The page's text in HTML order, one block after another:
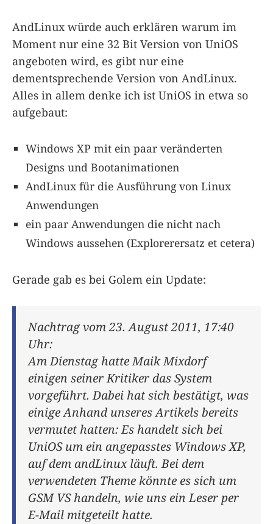
AndLinux würde auch erklären warum im
Moment nur eine 32 Bit Version von UniOS
angeboten wird, es gibt nur eine
dementsprechende Version von AndLinux.
Alles in allem denke ich ist UniOS in etwa so
aufgebaut:
Windows XP mit ein paar veränderten
Designs und Bootanimationen
AndLinux für die Ausführung von Linux
Anwendungen
ein paar Anwendungen die nicht nach
Windows aussehen (Explorerersatz et cetera)
Gerade gab es bei Golem ein Update:
Nachtrag vom 23. August 2011, 17:40
Uhr:
Am Dienstag hatte Maik Mixdorf
einigen seiner Kritiker das System
vorgeführt. Dabei hat sich bestätigt, was
einige Anhand unseres Artikels bereits
vermutet hatten: Es handelt sich bei
UniOS um ein angepasstes Windows XP,
auf dem andLinux läuft. Bei dem
verwendeten Theme könnte es sich um
GSM VS handeln, wie uns ein Leser per
E-Mail mitgeteilt hatte.